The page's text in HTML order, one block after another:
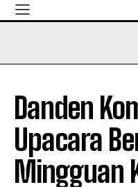
Danden
Upacara
Mingguan